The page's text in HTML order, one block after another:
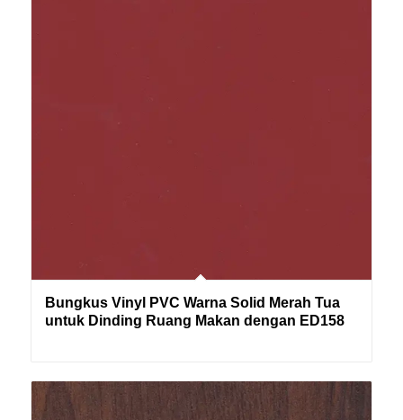
Bungkus Vinyl PVC Warna Solid Merah Tua
untuk Dinding Ruang Makan dengan ED158